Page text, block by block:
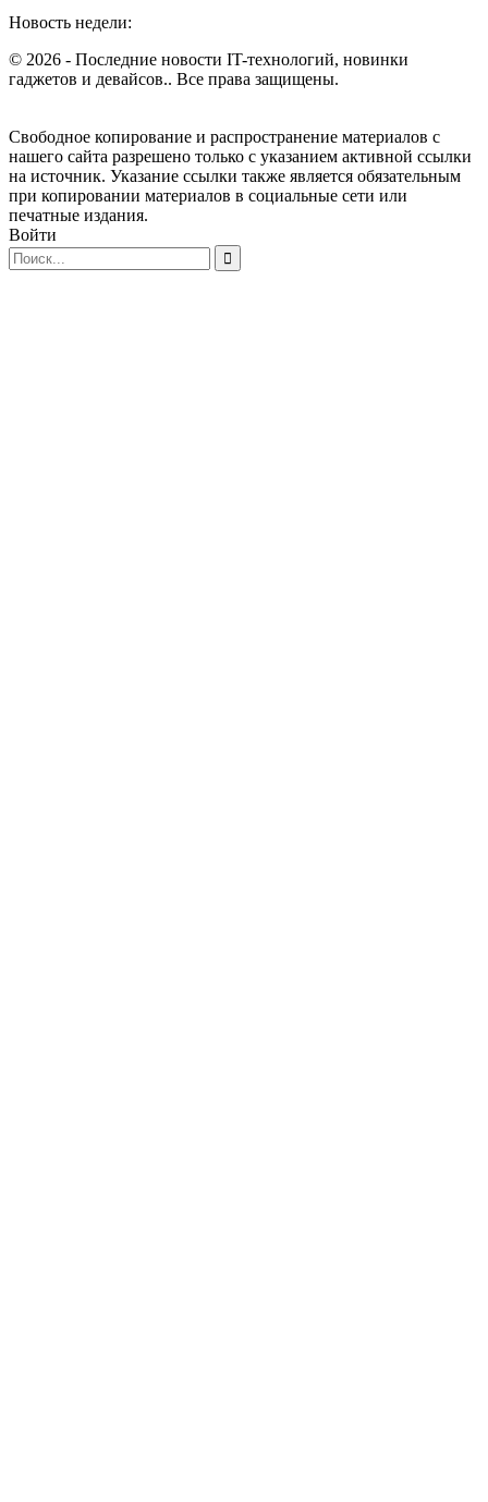
Новость недели:
© 2026 - Последние новости IT-технологий, новинки
гаджетов и девайсов.. Все права защищены.
Свободное копирование и распространение материалов с
нашего сайта разрешено только с указанием активной ссылки
на источник. Указание ссылки также является обязательным
при копировании материалов в социальные сети или
печатные издания.
Войти